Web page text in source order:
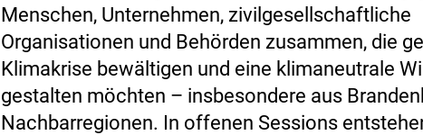
Menschen, Unternehmen, zivilgesellschaftliche
Organisationen und Behörden zusammen, die
Klimakrise bewältigen und eine klimaneutrale
gestalten möchten – insbesondere aus
Nachbarregionen. In offenen Sessions